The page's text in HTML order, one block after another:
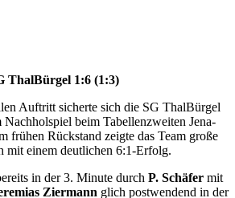
ThalBürgel 1:6 (1:3)
Auftritt sicherte sich die SG ThalBürgel
beim Tabellenzweiten Jena-
frühen Rückstand zeigte das Team große
mit einem deutlichen 6:1-Erfolg.
in der 3. Minute durch P. Schäfer mit
Ziermann glich postwendend in der